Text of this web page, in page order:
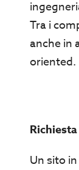
Tra i
anche in
oriented.
Richiesta
Un sito